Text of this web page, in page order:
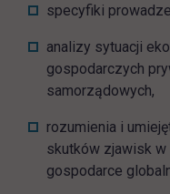
specyfiki
analizy sytuacji
gospodarczych
samorządowych,
rozumienia i
skutków zjawisk
gospodarce